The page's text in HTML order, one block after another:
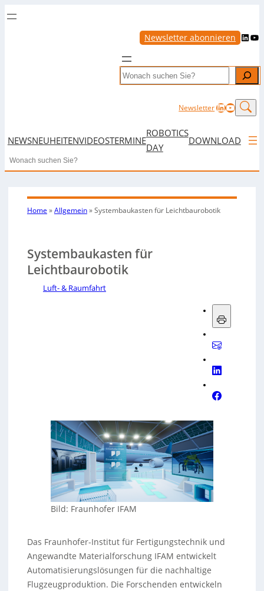
Newsletter abonnieren LinkedIn YouTube
Search
NewsletterLinkedIn
NEWSNEUHEITENVIDEOSTERMINE
ROBOTICS
DAY
DOWNLOAD
Search
Home »Allgemein»Systembaukasten für Leichtbaurobotik
Systembaukasten für
Leichtbaurobotik
Luft- & Raumfahrt
Bild: Fraunhofer IFAM
Das Fraunhofer-Institut für Fertigungstechnik und
Angewandte Materialforschung IFAM entwickelt
Automatisierungslösungen für die nachhaltige
Flugzeugproduktion. Die Forschenden entwickeln